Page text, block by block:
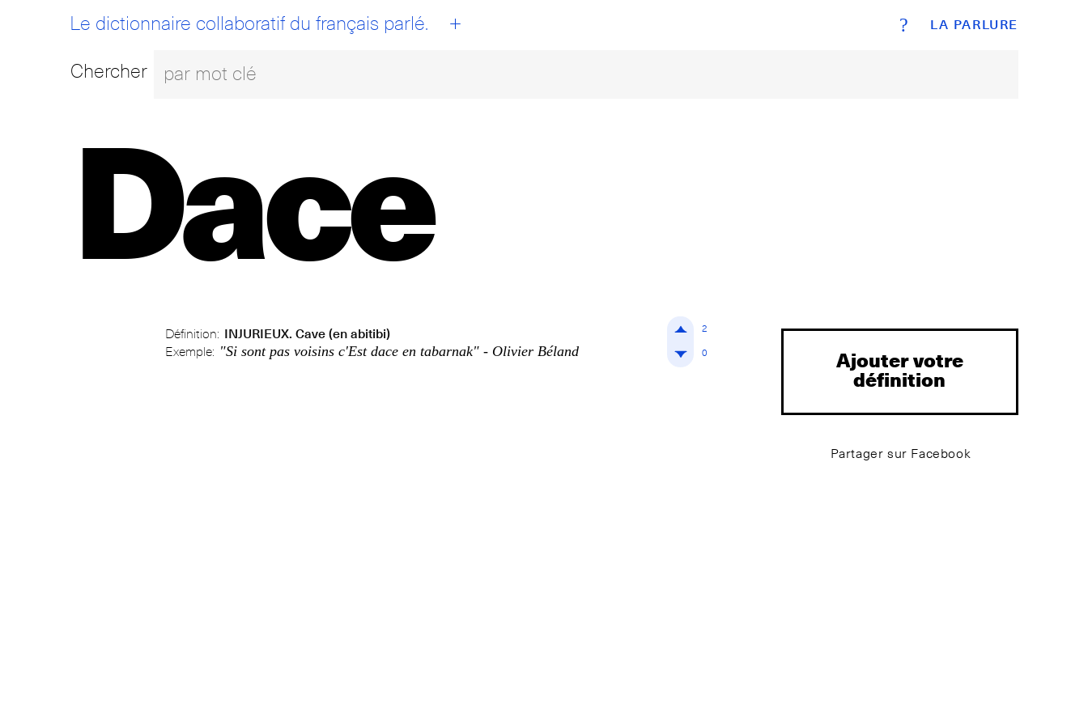
LA PARLURE
Le dictionnaire collaboratif du français parlé. + ?
Chercher
Dace
Définition: INJURIEUX. Cave (en abitibi)
Exemple: "Si sont pas voisins c'Est dace en tabarnak" - Olivier Béland
2
0
Ajouter votre
définition
Partager sur Facebook